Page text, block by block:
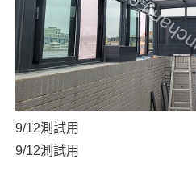
9/12測試用
9/12測試用